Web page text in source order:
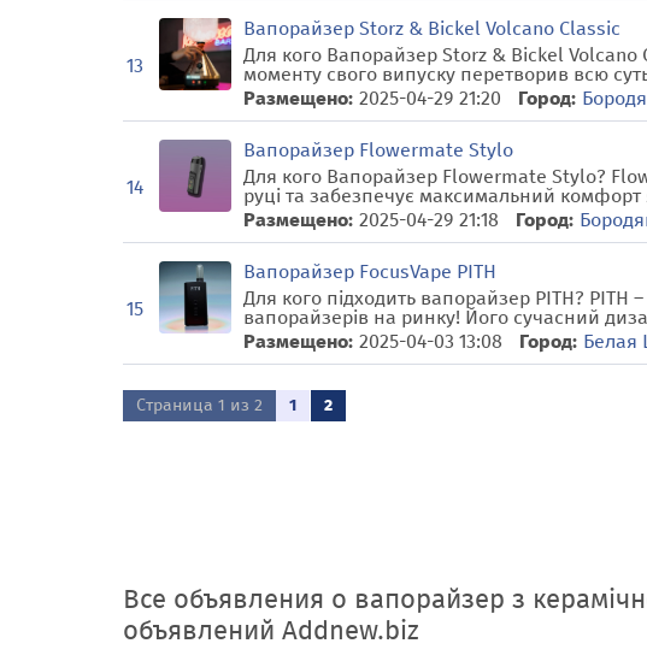
13
Вапорайзер Storz & Bickel Volcano Classic
Для кого Вапорайзер Storz & Bickel
моменту свого випуску перетворив всю
Размещено: 2025-04-29 21:20 Город:
14
Вапорайзер Flowermate Stylo
Для кого Вапорайзер Flowermate Stylo?
руці та забезпечує максимальний комфорт
Размещено: 2025-04-29 21:18 Город:
15
Вапорайзер FocusVape PITH
Для кого підходить вапорайзер PITH? PITH
вапорайзерів на ринку! Його сучасний
Размещено: 2025-04-03 13:08 Город: Белая
Страница 1 из 2 1 2
Все объявления о вапорайзер з
объявлений Addnew.biz